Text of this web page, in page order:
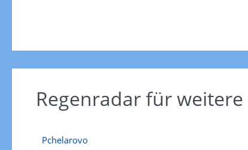
Regenradar für
Pchelarovo